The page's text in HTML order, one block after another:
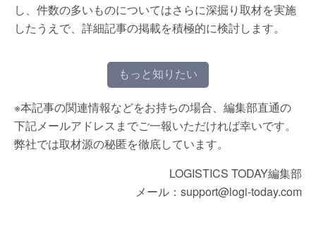
し、件数の多いものについてはさらに深掘り取材を実施
したうえで、詳細記事の掲載を積極的に検討します。
もっと知りたい
※本記事の関連情報などをお持ちの場合、編集部直通の
下記メールアドレスまでご一報いただければ幸いです。
弊社では取材源の秘匿を徹底しています。
LOGISTICS TODAY編集部
メール：support@logi-today.com